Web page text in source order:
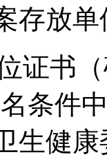
存放
证书
条件
生健